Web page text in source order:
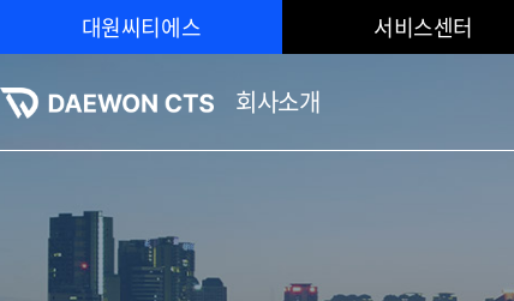
회사소개
대원씨티에스 서비스센터